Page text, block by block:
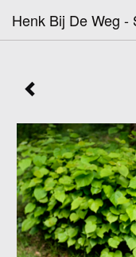
Henk Bij De Weg -